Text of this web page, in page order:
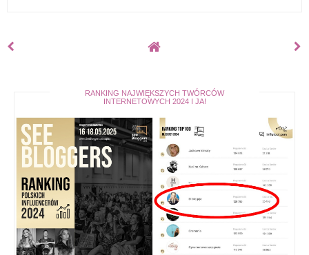
RANKING NAJWIĘKSZYCH TWÓRCÓW
INTERNETOWYCH 2024 I JA!